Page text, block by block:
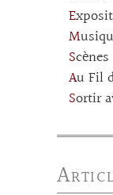
Au Fil
Sortir